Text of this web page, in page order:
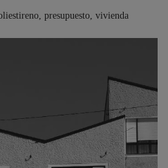
, presupuesto, vivienda